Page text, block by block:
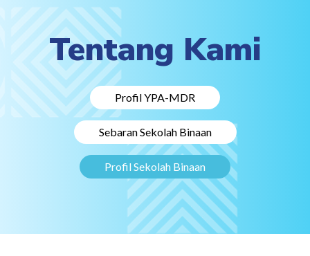
Tentang Kami
Profil YPA-MDR
Sebaran Sekolah Binaan
Profil Sekolah Binaan